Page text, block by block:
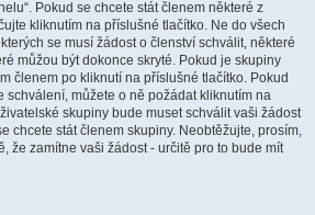
Pokud se chcete stát členem některé z
kliknutím na příslušné tlačítko. Ne do všech
se musí žádost o členství schválit, některé
můžou být dokonce skryté. Pokud je skupiny
členem po kliknutí na příslušné tlačítko. Pokud
schválení, můžete o ně požádat kliknutím na
skupiny bude muset schválit vaši žádost
chcete stát členem skupiny. Neobtěžujte, prosím,
že zamítne vaši žádost - určitě pro to bude mít